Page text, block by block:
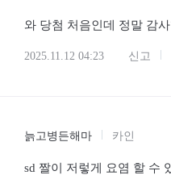
와 당첨 처음인데 정말 감
2025.11.12 04:23 신고
늙고병든해마 카인
sd 짤이 저렇게 요염 할 수